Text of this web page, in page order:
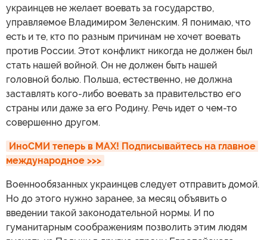
украинцев не желает воевать за государство,
управляемое Владимиром Зеленским. Я понимаю, что
есть и те, кто по разным причинам не хочет воевать
против России. Этот конфликт никогда не должен был
стать нашей войной. Он не должен быть нашей
головной болью. Польша, естественно, не должна
заставлять кого-либо воевать за правительство его
страны или даже за его Родину. Речь идет о чем-то
совершенно другом.
ИноСМИ теперь в MAX! Подписывайтесь на главное
международное >>>
Военнообязанных украинцев следует отправить домой.
Но до этого нужно заранее, за месяц объявить о
введении такой законодательной нормы. И по
гуманитарным соображениям позволить этим людям